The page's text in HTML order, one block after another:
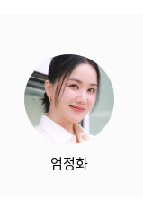
엄정화